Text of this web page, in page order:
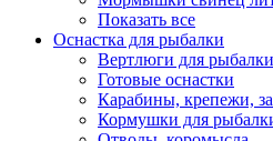
Показать все
Оснастка для рыбалки
Вертлюги для рыбалки
Готовые оснастки
Карабины, крепежи,
Кормушки для